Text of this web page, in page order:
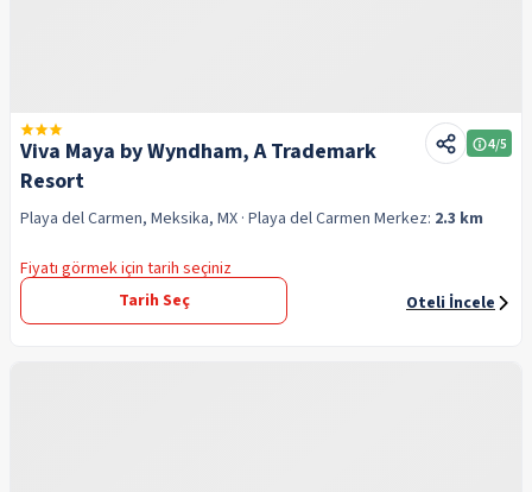
Viva Maya by Wyndham, A Trademark
Resort
4/5
Playa del Carmen, Meksika, MX · Playa del Carmen Merkez: 2.3 km
Fiyatı görmek için tarih seçiniz
Tarih Seç
Oteli İncele